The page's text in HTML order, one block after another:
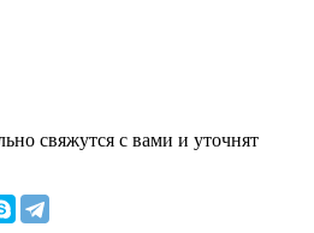
свяжутся с вами и уточнят